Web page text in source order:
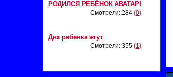
РОДИЛСЯ РЕБЁНОК АВАТАР!
Смотрели: 284 (0)
Два ребенка жгут
Смотрели: 355 (1)